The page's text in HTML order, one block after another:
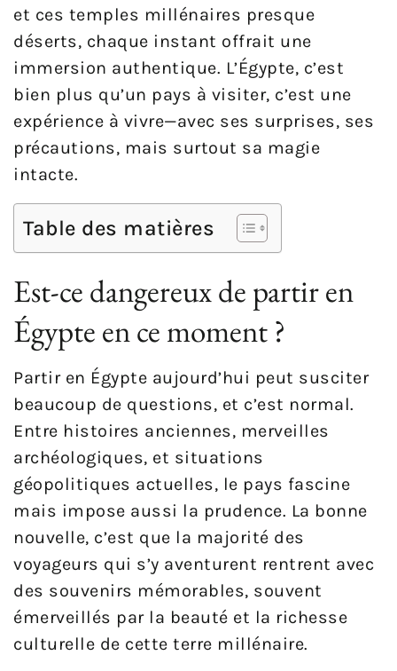
et ces temples millénaires presque
déserts, chaque instant offrait une
immersion authentique. L’Égypte, c’est
bien plus qu’un pays à visiter, c’est une
expérience à vivre—avec ses surprises, ses
précautions, mais surtout sa magie
intacte.
Table des matières
Est-ce dangereux de partir en
Égypte en ce moment ?
Partir en Égypte aujourd’hui peut susciter
beaucoup de questions, et c’est normal.
Entre histoires anciennes, merveilles
archéologiques, et situations
géopolitiques actuelles, le pays fascine
mais impose aussi la prudence. La bonne
nouvelle, c’est que la majorité des
voyageurs qui s’y aventurent rentrent avec
des souvenirs mémorables, souvent
émerveillés par la beauté et la richesse
culturelle de cette terre millénaire.